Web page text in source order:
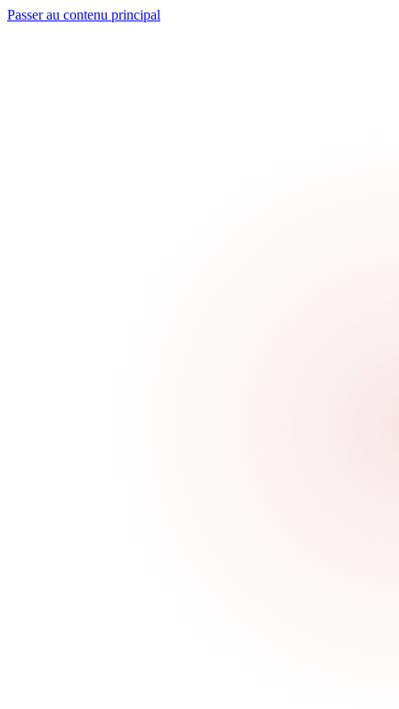
Passer au contenu principal